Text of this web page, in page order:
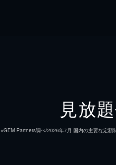
見放
※GEM Partners調べ/2026年7⽉ 国内の主要な定額